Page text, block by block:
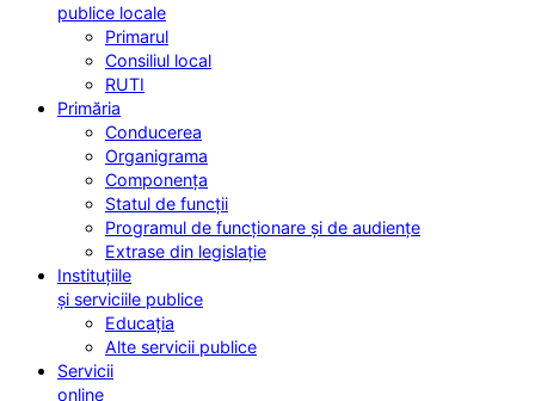
publice locale
Primarul
Consiliul local
RUTI
Primăria
Conducerea
Organigrama
Componența
Statul de funcții
Programul de funcționare și de audiențe
Extrase din legislație
Instituțiile
și serviciile publice
Educația
Alte servicii publice
Servicii
online